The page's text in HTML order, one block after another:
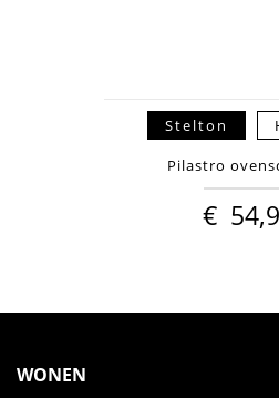
Stelton
Pilastro
€
WONEN